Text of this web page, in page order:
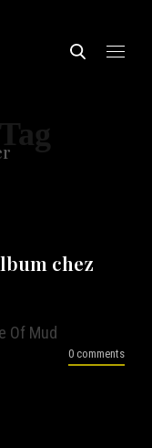
chez
Of Mud
0 comments